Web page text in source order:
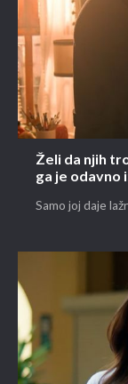
Želi da njih
ga je odavno
Samo joj daje